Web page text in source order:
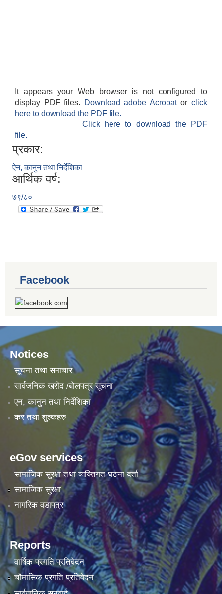
It appears your Web browser is not configured to
display PDF files.
Download adobe Acrobatorclick
here to download the PDF file.
Click here to download the PDF
file.
प्रकार:
ऐन, कानुन तथा निर्देशिका
आर्थिक वर्ष:
७९/८०
Facebook
Notices
सूचना तथा समाचार
सार्वजनिक खरीद /बोलपत्र सूचना
एन, कानुन तथा निर्देशिका
कर तथा शुल्कहरु
eGov services
सामाजिक सुरक्षा तथा व्यक्तिगत घटना दर्ता
सामाजिक सुरक्षा
नागरिक वडापत्र
Reports
वार्षिक प्रगति प्रतिवेदन
चौमासिक प्रगति प्रतिवेदन